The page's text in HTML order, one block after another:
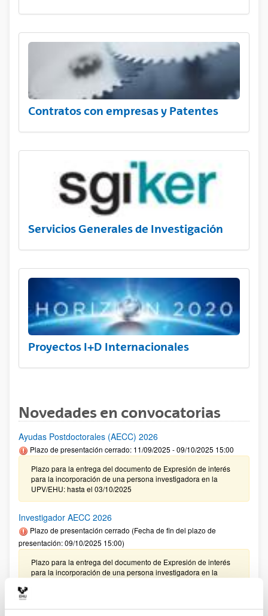
Contratos con empresas y Patentes
Servicios Generales de Investigación
Proyectos I+D Internacionales
Novedades en convocatorias
Ayudas Postdoctorales (AECC) 2026
Plazo de presentación cerrado: 11/09/2025 - 09/10/2025 15:00
Plazo para la entrega del documento de Expresión de interés
para la incorporación de una persona investigadora en la
UPV/EHU: hasta el 03/10/2025
Investigador AECC 2026
Plazo de presentación cerrado (Fecha de fin del plazo de
presentación: 09/10/2025 15:00)
Plazo para la entrega del documento de Expresión de interés
para la incorporación de una persona investigadora en la
CONVOCATORIA 2025- I EXTRAORDINARIA PARA LA